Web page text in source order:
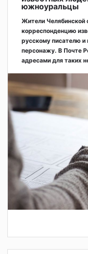
южноуральцы
Жители Челябинской
корреспонденцию
русскому писателю и
персонажу. В Почте
адресами для таких